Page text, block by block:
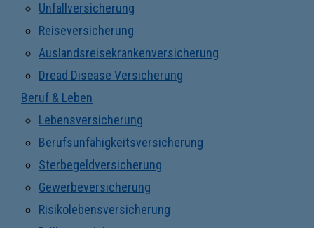
Unfallversicherung
Reiseversicherung
Auslandsreisekrankenversicherung
Dread Disease Versicherung
Beruf & Leben
Lebensversicherung
Berufsunfähigkeitsversicherung
Sterbegeldversicherung
Gewerbeversicherung
Risikolebensversicherung